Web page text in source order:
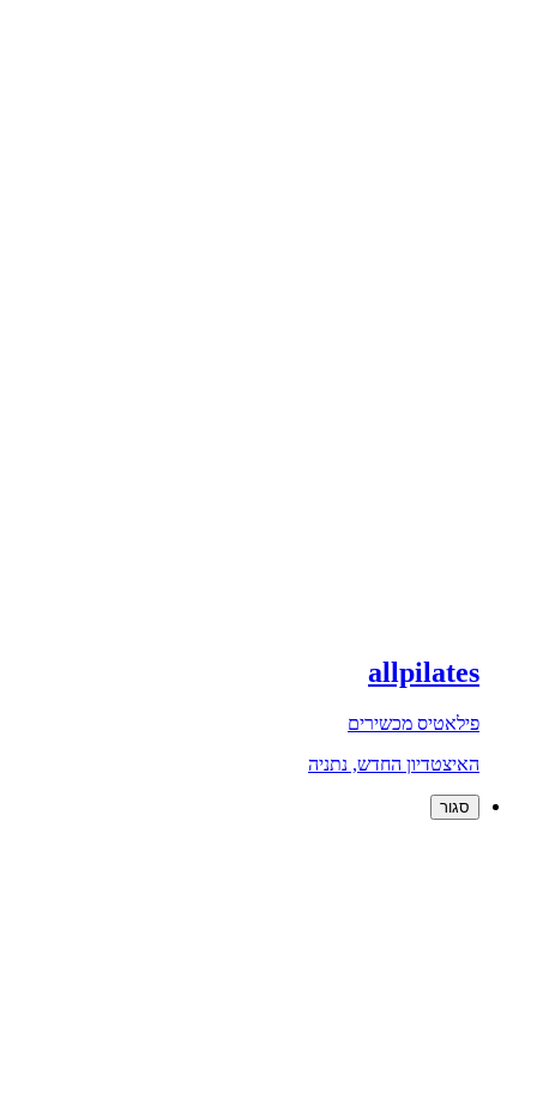
allpilates
פילאטיס מכשירים
האיצטדיון החדש, נתניה
סגור